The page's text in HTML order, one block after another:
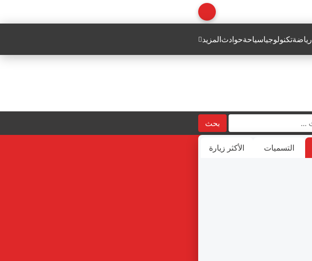
رياضةتكنولوجياسياحةحوادثالمزيد
بحث
التسميات الأكثر زيارة